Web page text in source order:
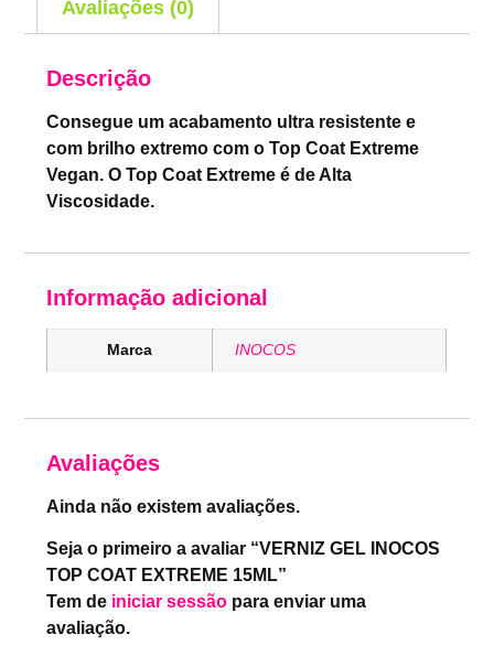
Avaliações (0)
Descrição
Consegue um acabamento ultra resistente e
com brilho extremo com o Top Coat Extreme
Vegan. O Top Coat Extreme é de Alta
Viscosidade.
Informação adicional
Marca INOCOS
Avaliações
Ainda não existem avaliações.
Seja o primeiro a avaliar “VERNIZ GEL INOCOS
TOP COAT EXTREME 15ML”
Tem de iniciar sessão para enviar uma
avaliação.